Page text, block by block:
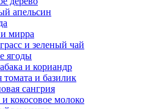
апельсин
мирра
и зеленый чай
ягоды
и кориандр
томата и базилик
сангрия
кокосовое молоко